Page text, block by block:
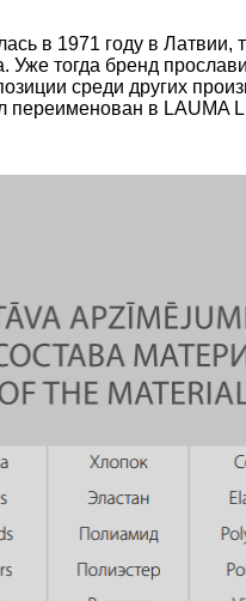
в 1971 году в
тогда бренд
среди других
переименован в LAUMA